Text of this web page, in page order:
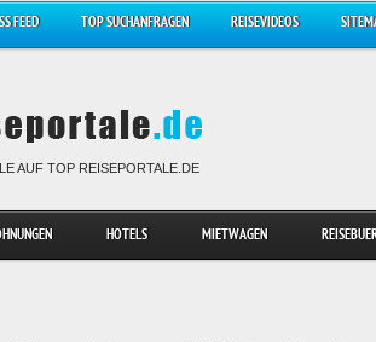
FEED TOP SUCHANFRAGEN REISEVIDEOS
AUF TOP REISEPORTALE.DE
HOTELS MIETWAGEN